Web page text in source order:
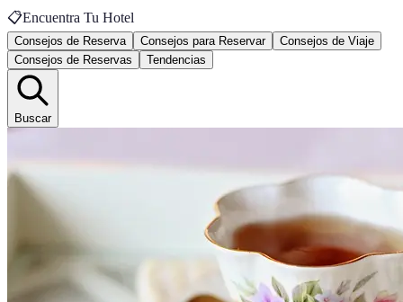
📋Encuentra Tu Hotel
Consejos de Reserva Consejos para Reservar
Consejos de Viaje
Consejos de Reservas
Tendencias
Buscar